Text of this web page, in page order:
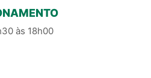
às 18h00